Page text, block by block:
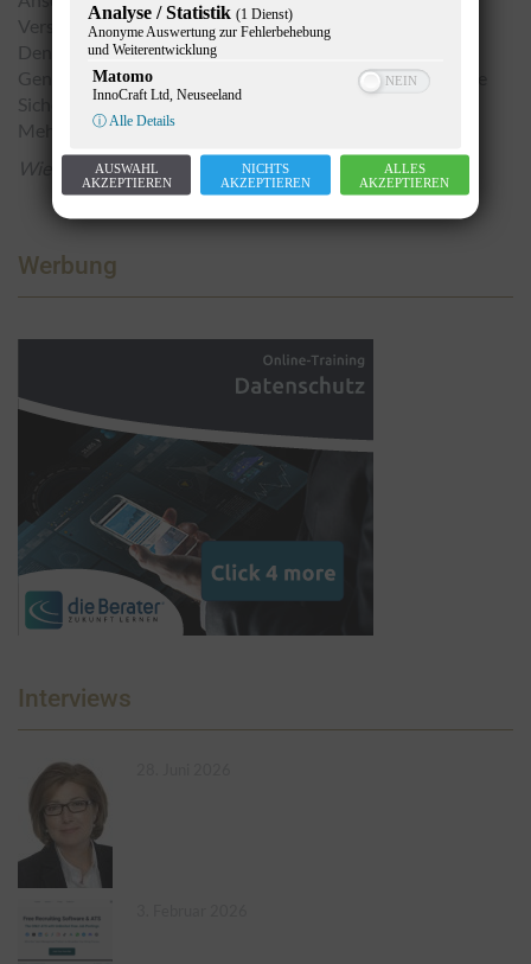
Versicherungslösungen sind.
Denn mit maßgeschneiderten Angeboten begleiten die
Generali ihre Kundinnen ein Leben lang und gibt ihnen die
Sicherheit, die sie brauchen, um ihre Ziele zu erreichen.
Mehr unter:https://www.generali.at/sicher-wachsen/
Wien (OTS), Foto: Redaktion
Werbung
Interviews
Analyse / Statistik (1 Dienst)
Anonyme Auswertung zur Fehlerbehebung
und Weiterentwicklung
Matomo
InnoCraft Ltd, Neuseeland
ⓘ Alle Details
AUSWAHL
AKZEPTIEREN
NICHTS
AKZEPTIEREN
ALLES
AKZEPTIEREN